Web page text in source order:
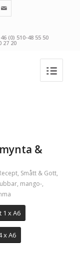
(0) 510-48 55 50
27 20
&
, Smått & Gott,
, mango-,
x A6
x A6